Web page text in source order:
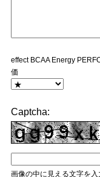
effect BCAA Energy
価
Captcha:
画像の中に見える文字を入